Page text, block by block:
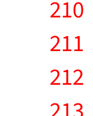
210
211
212